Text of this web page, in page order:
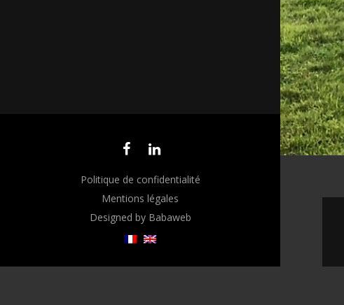
Politique de confidentialité
Mentions légales
Designed by Babaweb